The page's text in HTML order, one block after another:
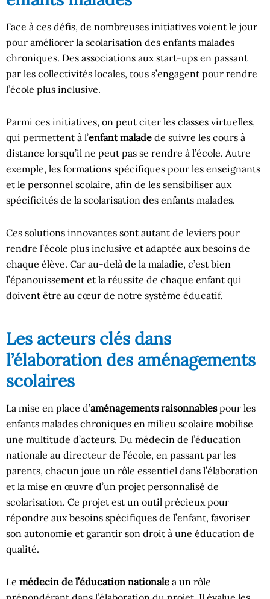
Face à ces défis, de nombreuses initiatives voient le jour
pour améliorer la scolarisation des enfants malades
chroniques. Des associations aux start-ups en passant
par les collectivités locales, tous s’engagent pour rendre
l’école plus inclusive.
Parmi ces initiatives, on peut citer les classes virtuelles,
qui permettent à l’enfant malade de suivre les cours à
distance lorsqu’il ne peut pas se rendre à l’école. Autre
exemple, les formations spécifiques pour les enseignants
et le personnel scolaire, afin de les sensibiliser aux
spécificités de la scolarisation des enfants malades.
Ces solutions innovantes sont autant de leviers pour
rendre l’école plus inclusive et adaptée aux besoins de
chaque élève. Car au-delà de la maladie, c’est bien
l’épanouissement et la réussite de chaque enfant qui
doivent être au cœur de notre système éducatif.
Les acteurs clés dans
l’élaboration des aménagements
scolaires
La mise en place d’aménagements raisonnablespour les
enfants malades chroniques en milieu scolaire mobilise
une multitude d’acteurs. Du médecin de l’éducation
nationale au directeur de l’école, en passant par les
parents, chacun joue un rôle essentiel dans l’élaboration
et la mise en œuvre d’un projet personnalisé de
scolarisation. Ce projet est un outil précieux pour
répondre aux besoins spécifiques de l’enfant, favoriser
son autonomie et garantir son droit à une éducation de
qualité.
Le médecin de l’éducation nationale a un rôle